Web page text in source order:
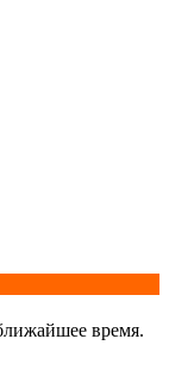
время.